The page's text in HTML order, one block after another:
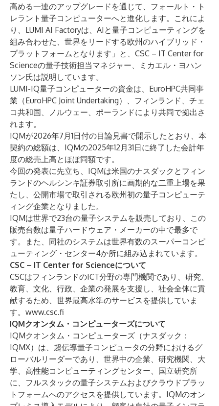
高める一連のアップグレードを通じて、フォールト・ト
レラント量子コンピューターへと進化します。これによ
り、LUMI AI Factoryは、AIと量子コンピューティングを
組み合わせた、世界をリードする欧州のハイブリッド・
プラットフォームとなります」と、CSC – IT Center for
Scienceの量子技術担当マネジャー、ミカエル・ヨハン
ソン氏は説明しています。
LUMI-IQ量子コンピューターの資金は、EuroHPC共同事
業（EuroHPC Joint Undertaking）、フィンランド、チェ
コ共和国、ノルウェー、ポーランドにより共同で拠出さ
れます。
IQMが2026年7月1日付の目論見書で開示したとおり、本
契約の総額は、IQMの2025年12月31日に終了した会計年
度の総売上高とほぼ同額です。
今回の発表に先立ち、IQMは米国のナスダックとフィン
ランドのヘルシンキ証券取引所に画期的な二重上場を果
たし、公開市場で取引される欧州初の量子コンピューテ
ィング企業となりました。
IQMは世界で23台の量子システムを販売しており、この
販売台数は量子ハードウェア・メーカーの中で最多で
す。また、同社のシステムは世界有数のスーパーコンピ
ューティング・センター4か所に組み込まれています。
CSC – IT Center for Scienceについて
CSCはフィンランドのICT分野の専門機関であり、研究、
教育、文化、行政、企業の発展を支援し、社会全体に貢
献するため、世界最高水準のサービスを提供していま
す。 www.csc.fi
IQMクオンタム・コンピューターズについて
IQMクオンタム・コンピューターズ（ナスダック：
IQMX）は、超伝導量子コンピュータの分野におけるグ
ローバルリーダーであり、世界中の企業、研究機関、大
学、高性能コンピューティングセンター、国立研究所
に、フルスタックの量子システムおよびクラウドプラッ
トフォームへのアクセスを提供しています。IQMのオン